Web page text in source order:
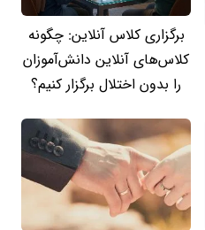
برگزاری کلاس آنلاین: چگونه
کلاس‌های آنلاین دانش‌آموزان
را بدون اختلال برگزار کنیم؟